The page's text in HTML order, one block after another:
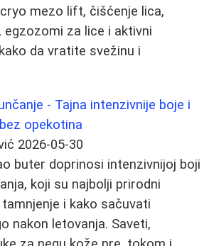
mezo lift, čišćenje lica,
egzozomi za lice i aktivni
da vratite svežinu i
- Tajna intenzivnije boje i
opekotina
2026-05-30
buter doprinosi intenzivnijoj boji
koji su najbolji prirodni
i kako sačuvati
nakon letovanja. Saveti,